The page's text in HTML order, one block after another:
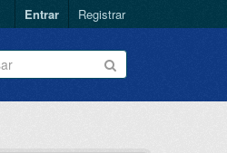
Entrar Registrar